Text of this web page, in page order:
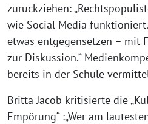
zurückziehen:
wie Social Media
etwas entgegensetzen – mit
zur Diskussion.“
bereits in der Schule
Britta Jacob kritisierte die
Empörung“ :„Wer am